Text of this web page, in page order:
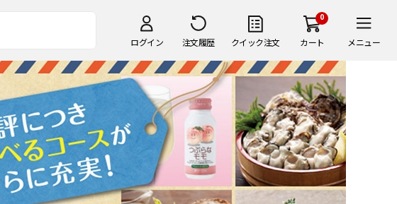
ログイン 注文履歴 クイック注文
0
カート メニュー